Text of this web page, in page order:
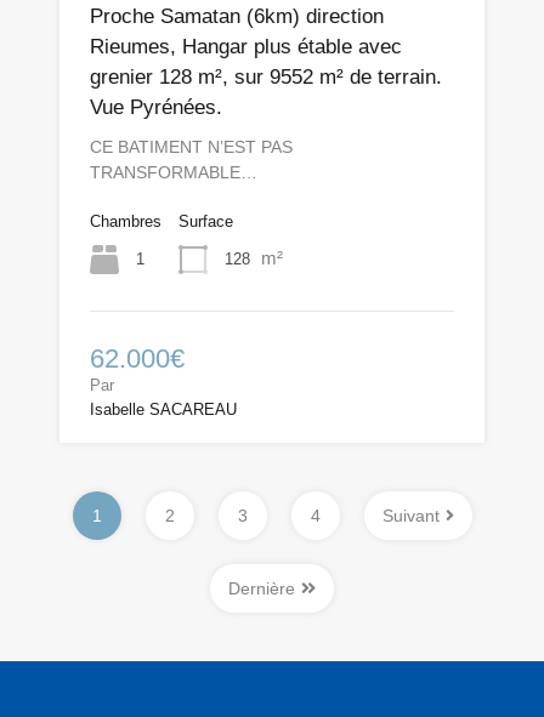
Proche Samatan (6km) direction
Rieumes, Hangar plus étable avec
grenier 128 m², sur 9552 m² de terrain.
Vue Pyrénées.
CE BATIMENT N’EST PAS
TRANSFORMABLE…
Chambres
1
Surface
128 m²
62.000€
Par
Isabelle SACAREAU
1 2 3 4 Suivant
Dernière